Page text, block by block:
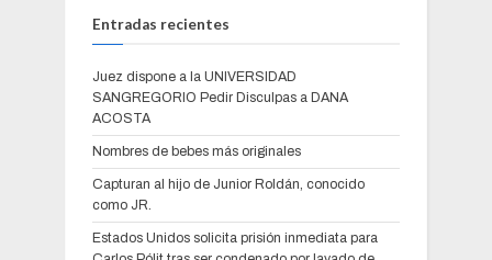
Entradas recientes
Juez dispone a la UNIVERSIDAD
SANGREGORIO Pedir Disculpas a DANA
ACOSTA
Nombres de bebes más originales
Capturan al hijo de Junior Roldán, conocido
como JR.
Estados Unidos solicita prisión inmediata para